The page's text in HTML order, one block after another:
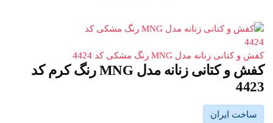
کفش و کتانی زنانه مدل MNG رنگ مشکی کد 4424
کفش و کتانی زنانه مدل MNG رنگ کرم کد
4423
ساخت ایران